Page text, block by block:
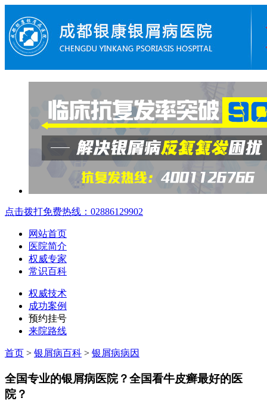
点击拨打免费热线：02886129902
网站首页
医院简介
权威专家
常识百科
权威技术
成功案例
预约挂号
来院路线
首页 > 银屑病百科 > 银屑病病因
全国专业的银屑病医院？全国看牛皮癣最好的医
院？